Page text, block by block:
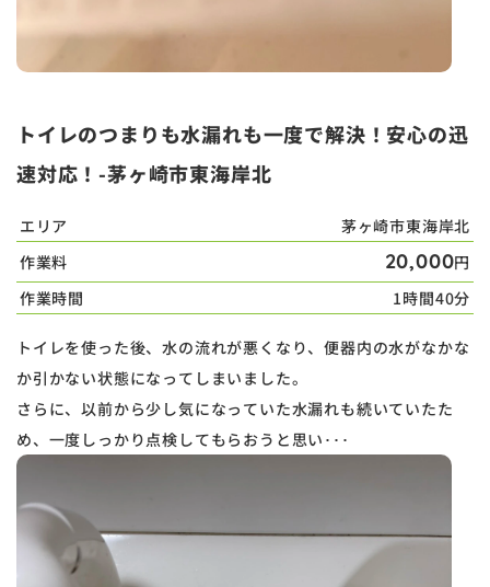
トイレのつまりも水漏れも一度で解決！安心の迅
速対応！-茅ヶ崎市東海岸北
エリア
茅ヶ崎市東海岸北
作業料
20,000円
作業時間
1時間40分
トイレを使った後、水の流れが悪くなり、便器内の水がなかな
か引かない状態になってしまいました。
さらに、以前から少し気になっていた水漏れも続いていたた
め、一度しっかり点検してもらおうと思い･･･